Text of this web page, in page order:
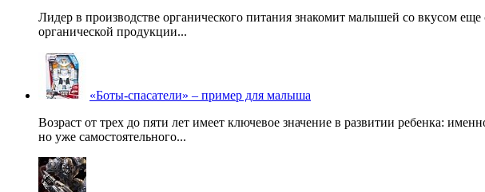
Лидер в производстве органического питания знакомит малышей со вкусом
органической продукции...
«Боты-спасатели» – пример для малыша
Возраст от трех до пяти лет имеет ключевое значение в развитии ребенка:
но уже самостоятельного...